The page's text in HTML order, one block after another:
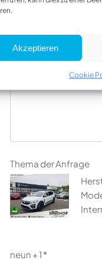
Akzeptieren
Cookie
Thema der Anfrage
neun + 1 *